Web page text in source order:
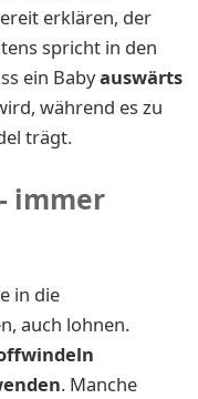
erklären, der
spricht in den
ein Babyauswärts
während es zu
trägt.
immer
in die
auch lohnen.
. Manche